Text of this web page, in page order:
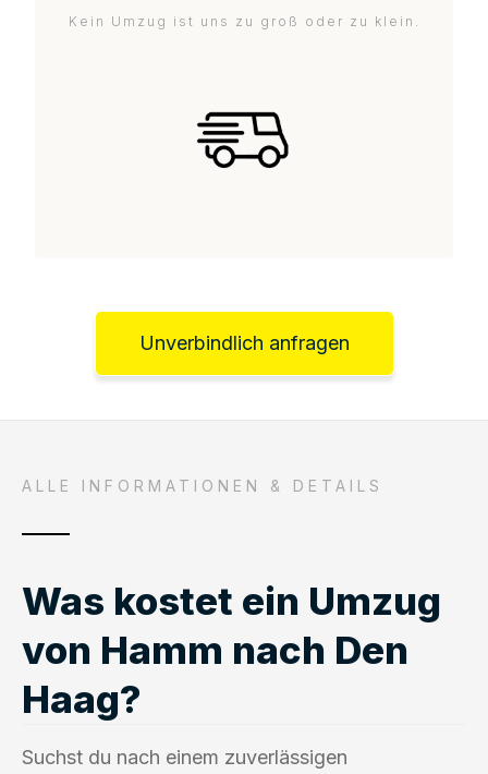
Kein Umzug ist uns zu groß oder zu klein.
Unverbindlich anfragen
ALLE INFORMATIONEN & DETAILS
Was kostet ein Umzug
von Hamm nach Den
Haag?
Suchst du nach einem zuverlässigen